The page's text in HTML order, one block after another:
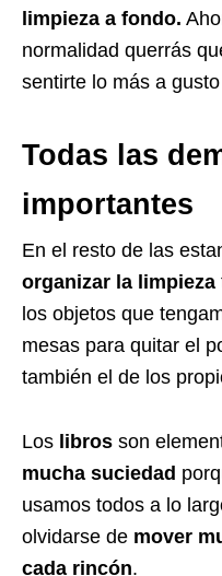
limpieza a fondo.
normalidad querrás
sentirte lo más a
Todas las
importantes
En el resto de las
organizar la limpieza
los objetos que
mesas para quitar el
también el de los
Los libros son
mucha suciedad
usamos todos a lo
olvidarse de mover
cada rincón.